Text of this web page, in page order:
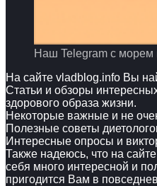
Наш Telegram с морем
На сайте vladblog.info Вы
Статьи и обзоры
здорового образа жизни.
Некоторые важные и не
Полезные советы
Интересные опросы и
Также надеюсь, что на
себя много интересной и
пригодится Вам в